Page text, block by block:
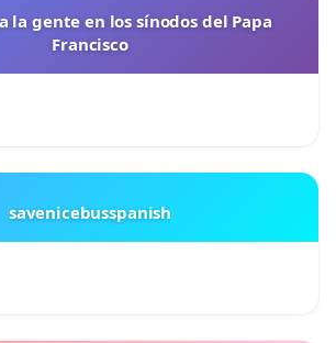
la gente en los sínodos del Papa
Francisco
savenicebusspanish